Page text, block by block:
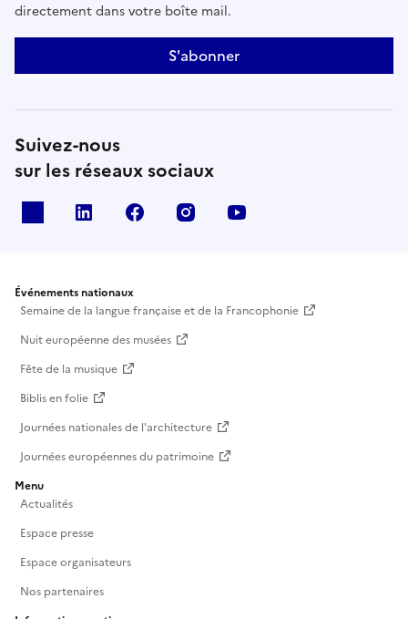
directement dans votre boîte mail.
S'abonner
Suivez-nous
sur les réseaux sociaux
Linkedin Facebook Instagram
Événements nationaux
Semaine de la langue française et de la Francophonie
Nuit européenne des musées
Fête de la musique
Biblis en folie
Journées nationales de l'architecture
Journées européennes du patrimoine
Menu
Actualités
Espace presse
Espace organisateurs
Nos partenaires